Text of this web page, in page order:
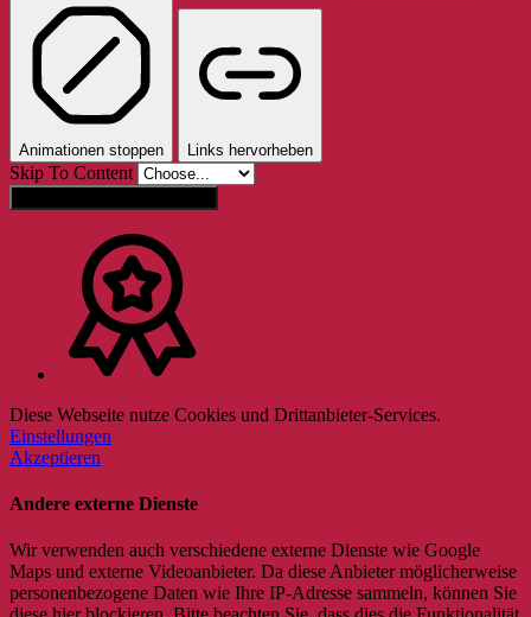
Animationen stoppen Links hervorheben
Skip To Content
Diese Webseite nutze Cookies und Drittanbieter-Services.
Einstellungen
Akzeptieren
Andere externe Dienste
Wir verwenden auch verschiedene externe Dienste wie Google
Maps und externe Videoanbieter. Da diese Anbieter möglicherweise
personenbezogene Daten wie Ihre IP-Adresse sammeln, können Sie